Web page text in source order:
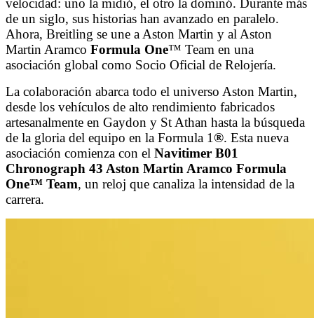
de un siglo, sus historias han avanzado en paralelo.
Ahora, Breitling se une a Aston Martin y al Aston
Martin Aramco Formula One™ Team en una
asociación global como Socio Oficial de Relojería.
La colaboración abarca todo el universo Aston Martin,
desde los vehículos de alto rendimiento fabricados
artesanalmente en Gaydon y St Athan hasta la búsqueda
de la gloria del equipo en la Formula 1®. Esta nueva
asociación comienza con el Navitimer B01
Chronograph 43 Aston Martin Aramco Formula
One™ Team, un reloj que canaliza la intensidad de la
carrera.